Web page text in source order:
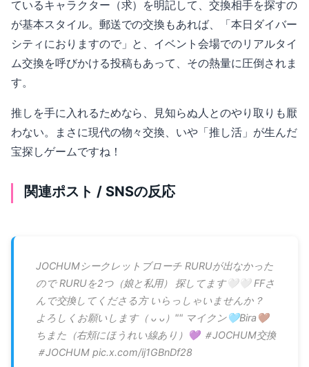
ているキャラクター（求）を明記して、交換相手を探すの
が基本スタイル。郵送での交換もあれば、「本日ダイバー
シティにおりますので」と、イベント会場でのリアルタイ
ム交換を呼びかける投稿もあって、その熱量に圧倒されま
す。
推しを手に入れるためなら、見知らぬ人とのやり取りも厭
わない。まさに現代の物々交換、いや「推し活」が生んだ
宝探しゲームですね！
関連ポスト / SNSの反応
JOCHUMシークレットブローチ RURUが出なかった
ので RURUを2つ（娘と私用） 探してます🤍🤍 FFさ
んで交換してくださる方 いらっしゃいませんか？
よろしくお願いします（ ᴗ ᴗ）"" マイクン🩵Bira🤎
ちまた（右頬にほうれい線あり）💜 ＃JOCHUM交換
＃JOCHUM pic.x.com/ij1GBnDf28